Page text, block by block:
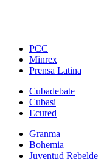
PCC
Minrex
Prensa Latina
Cubadebate
Cubasi
Ecured
Granma
Bohemia
Juventud Rebelde